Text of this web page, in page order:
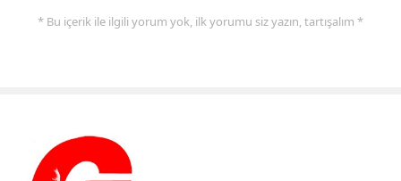
* Bu içerik ile ilgili yorum yok, ilk yorumu siz yazın, tartışalım *